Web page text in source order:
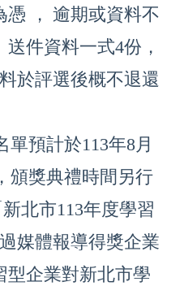
憑 ，
逾期或資料不
送件資料一式4份，
於評選後概不退還
預計於113年8月
頒獎典禮時間另行
北市113年度學習
媒體報導得獎企業
型企業對新北市學